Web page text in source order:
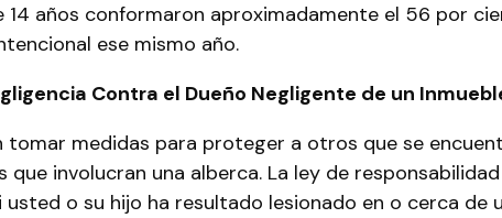
14 años conformaron aproximadamente el 56 por
ese mismo año.
Contra el Dueño Negligente de un
tomar medidas para proteger a otros que se
que involucran una alberca. La ley de
o su hijo ha resultado lesionado en o cerca